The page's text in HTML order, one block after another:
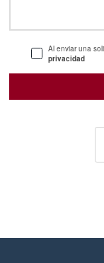
Al enviar una
privacidad